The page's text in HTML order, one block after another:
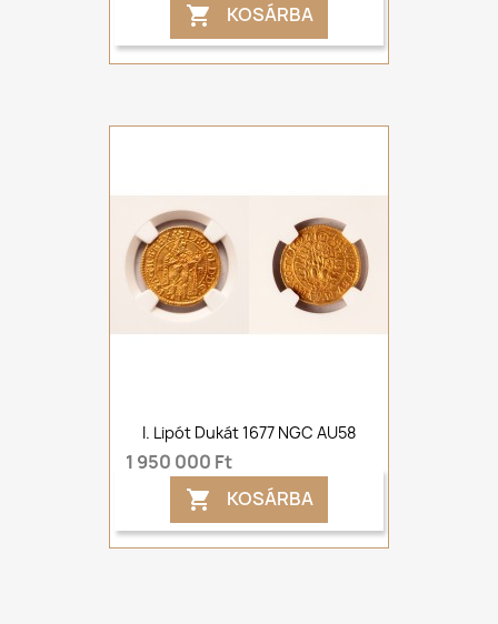
 KOSÁRBA
I. Lipót Dukát 1677 NGC AU58
1 950 000 Ft
 KOSÁRBA